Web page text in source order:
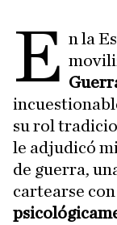
E n la
su rol
le adjudicó
de guerra,
cartearse